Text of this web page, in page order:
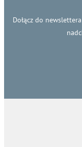
Dołącz do